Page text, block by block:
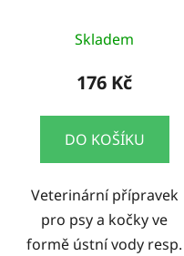
Skladem
176 Kč
DO KOŠÍKU
Veterinární přípravek
pro psy a kočky ve
formě ústní vody resp.